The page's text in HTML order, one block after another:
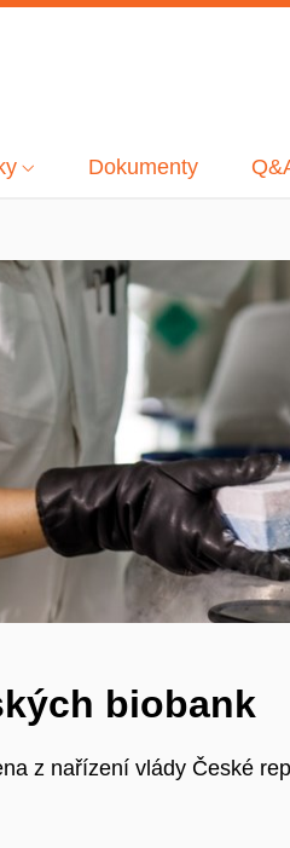
Dokumenty
biobank
z nařízení vlády České